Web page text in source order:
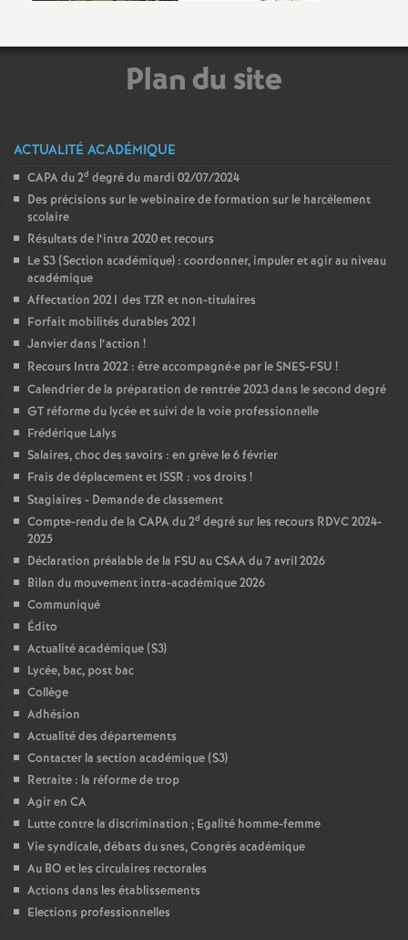
Plan du site
ACTUALITÉ ACADÉMIQUE
CAPA du 2d degré du mardi 02/07/2024
Des précisions sur le webinaire de formation sur le harcèlement
scolaire
Résultats de l’intra 2020 et recours
Le S3 (Section académique) : coordonner, impuler et agir au niveau
académique
Affectation 2021 des TZR et non-titulaires
Forfait mobilités durables 2021
Janvier dans l’action !
Recours Intra 2022 : être accompagné·e par le SNES-FSU !
Calendrier de la préparation de rentrée 2023 dans le second degré
GT réforme du lycée et suivi de la voie professionnelle
Frédérique Lalys
Salaires, choc des savoirs : en grève le 6 février
Frais de déplacement et ISSR : vos droits !
Stagiaires - Demande de classement
Compte-rendu de la CAPA du 2d degré sur les recours RDVC 2024-
2025
Déclaration préalable de la FSU au CSAA du 7 avril 2026
Bilan du mouvement intra-académique 2026
Communiqué
Édito
Actualité académique (S3)
Lycée, bac, post bac
Collège
Adhésion
Actualité des départements
Contacter la section académique (S3)
Retraite : la réforme de trop
Agir en CA
Lutte contre la discrimination ; Egalité homme-femme
Vie syndicale, débats du snes, Congrès académique
Au BO et les circulaires rectorales
Actions dans les établissements
Elections professionnelles